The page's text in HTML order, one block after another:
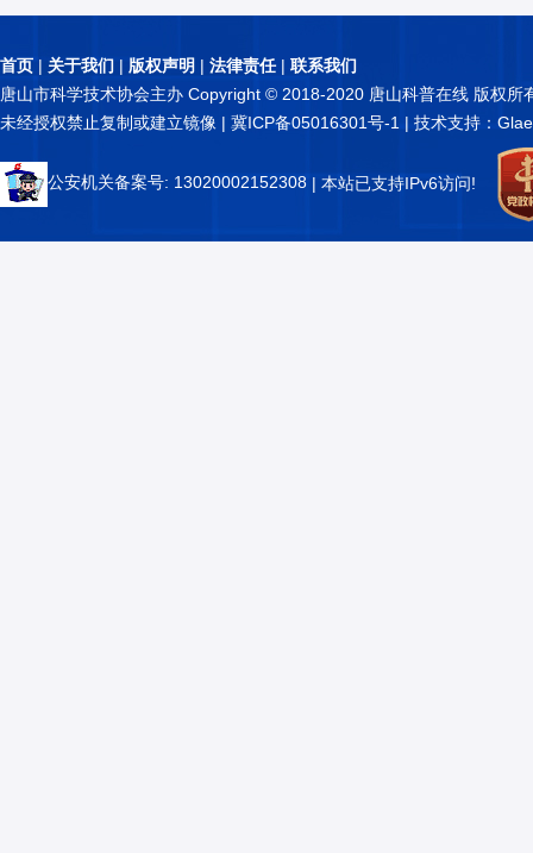
首页 | 关于我们 | 版权声明 | 法律责任| 联系我们
唐山市科学技术协会主办 Copyright © 2018-2020 唐山科普在线 版权所
未经授权禁止复制或建立镜像 | 冀ICP备05016301号-1 | 技术支持：
公安机关备案号: 13020002152308 | 本站已支持IPv6访问!